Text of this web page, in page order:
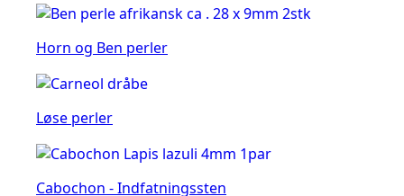
Horn og Ben perler
Løse perler
Cabochon - Indfatningssten